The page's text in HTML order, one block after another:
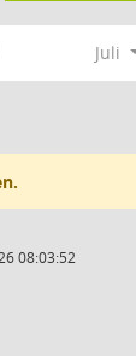
Juli
08:03:52